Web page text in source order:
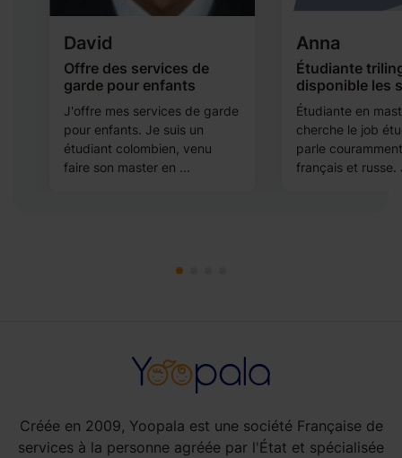
David
Offre des services de
garde pour enfants
J'offre mes services de garde
pour enfants. Je suis un
étudiant colombien, venu
faire son master en ...
Anna
Étudiante
disponible les
Étudiante en
cherche le job
parle
français et russe.
Créée en 2009, Yoopala est une société Française de
services à la personne agréée par l'État et spécialisée